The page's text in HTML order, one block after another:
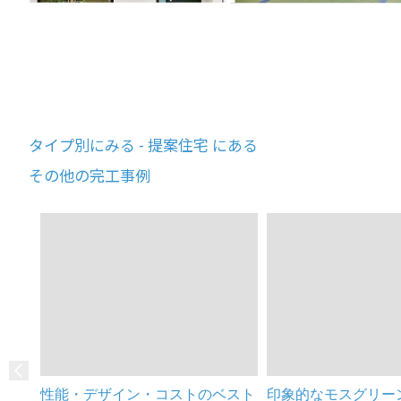
タイプ別にみる - 提案住宅 にある
その他の完工事例
性能・デザイン・コストのベスト 印象的なモスグリー